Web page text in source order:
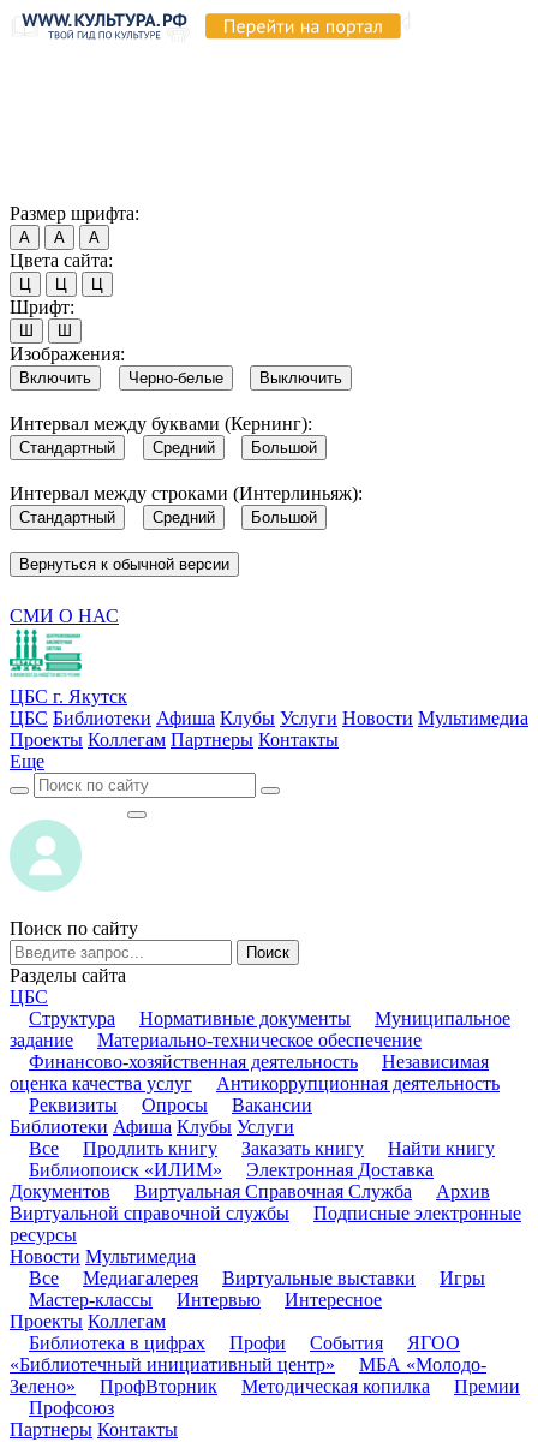
Размер шрифта:
А А А
Цвета сайта:
Ц Ц Ц
Шрифт:
Ш Ш
Изображения:
Включить Черно-белые Выключить
Интервал между буквами (Кернинг):
Стандартный Средний Большой
Интервал между строками (Интерлиньяж):
Стандартный Средний Большой
Вернуться к обычной версии
СМИ О НАС
ЦБС г. Якутск
ЦБС Библиотеки Афиша Клубы Услуги Новости Мультимедиа
Проекты Коллегам Партнеры Контакты
Еще
Поиск по сайту
Поиск
Разделы сайта
ЦБС
Структура
Нормативные документы
Муниципальное
задание
Материально-техническое обеспечение
Финансово-хозяйственная деятельность
Независимая
оценка качества услуг
Антикоррупционная деятельность
Реквизиты
Опросы
Вакансии
Библиотеки Афиша Клубы Услуги
Все
Продлить книгу Заказать книгу
Найти книгу
Библиопоиск «ИЛИМ»
Электронная Доставка
Документов
Виртуальная Справочная Служба
Архив
Виртуальной справочной службы
Подписные электронные
ресурсы
Новости Мультимедиа
Все
Медиагалерея Виртуальные выставки
Игры
Мастер-классы
Интервью
Интересное
Проекты Коллегам
Библиотека в цифрах
Профи События
ЯГОО
«Библиотечный инициативный центр»
МБА «Молодо-
Зелено»
ПрофВторник Методическая копилка
Премии
Профсоюз
Партнеры Контакты